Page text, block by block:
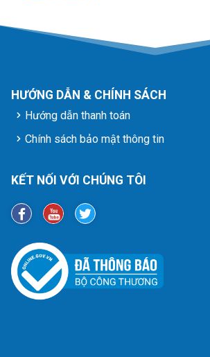
HƯỚNG DẪN & CHÍNH SÁCH
Hướng dẫn thanh toán
Chính sách bảo mật thông tin
KẾT NỐI VỚI CHÚNG TÔI